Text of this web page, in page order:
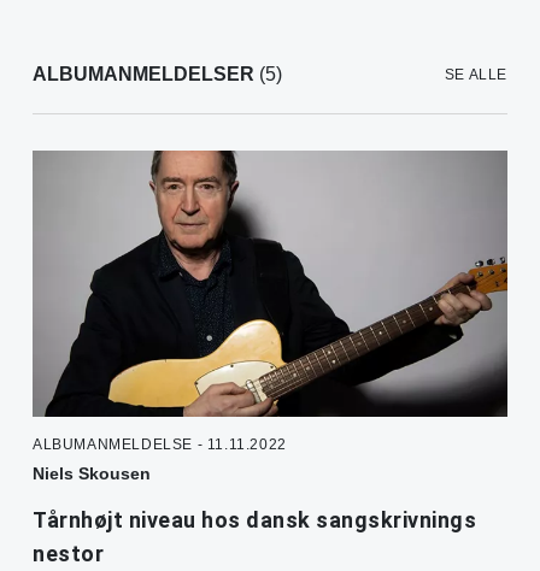
ALBUMANMELDELSER (5) SE ALLE
ALBUMANMELDELSE - 11.11.2022
Niels Skousen
Tårnhøjt niveau hos dansk sangskrivnings
nestor